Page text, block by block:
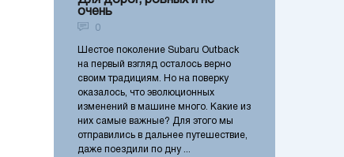
очень
0
Шестое поколение Subaru Outback
на первый взгляд осталось верно
своим традициям. Но на поверку
оказалось, что эволюционных
изменений в машине много. Какие из
них самые важные? Для этого мы
отправились в дальнее путешествие,
даже поездили по дну ...